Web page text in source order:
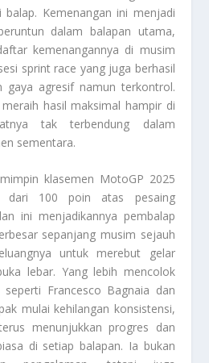
balap. Kemenangan ini menjadi
dalam balapan utama,
kemenangannya di musim
sprint race yang juga berhasil
gaya agresif namun terkontrol.
hasil maksimal hampir di
tak terbendung dalam
sementara.
klasemen MotoGP 2025
dari 100 poin atas pesaing
ini menjadikannya pembalap
sepanjang musim sejauh
untuk merebut gelar
lebar. Yang lebih mencolok
Francesco Bagnaia dan
mulai kehilangan konsistensi,
menunjukkan progres dan
di setiap balapan. Ia bukan